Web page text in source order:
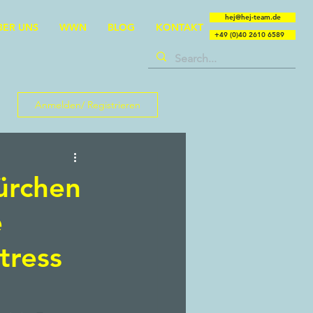
UNS WWN BLOG KONTAKT
+49 (0)40 2610 6589
hej@hej-team.de
Anmelden/ Registrieren